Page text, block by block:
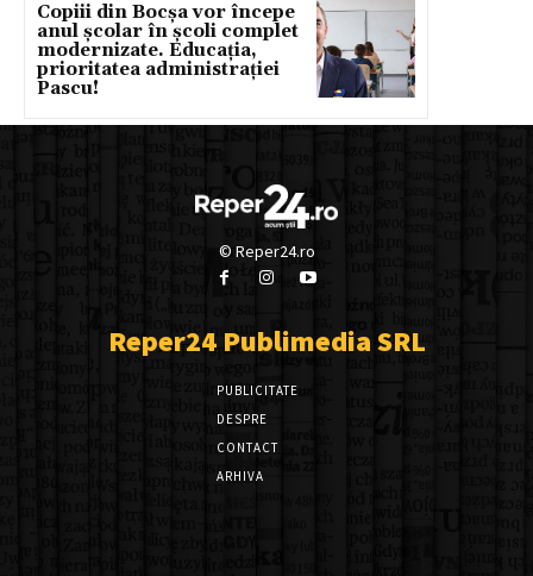
Copiii din Bocșa vor începe
anul școlar în școli complet
modernizate. Educația,
prioritatea administrației
Pascu!
© Reper24.ro
Reper24 Publimedia SRL
PUBLICITATE
DESPRE
CONTACT
ARHIVA